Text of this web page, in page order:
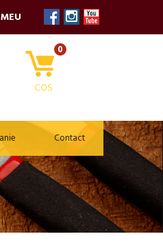
0
COS
Contact